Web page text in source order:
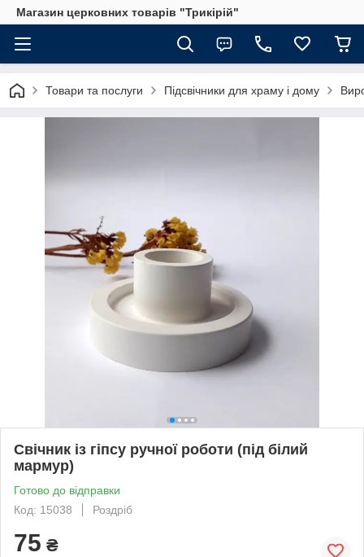
Магазин церковних товарів "Трикірій"
Товари та послуги Підсвічники для храму і дому
Свічник із гіпсу ручної роботи (під білий
мармур)
Готово до відправки
Код: 15038
Роздріб
75 ₴